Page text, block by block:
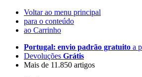
Voltar ao menu principal
para o conteúdo
ao Carrinho
Portugal: envio padrão gratuito a
Devoluções Grátis
Mais de 11.850 artigos